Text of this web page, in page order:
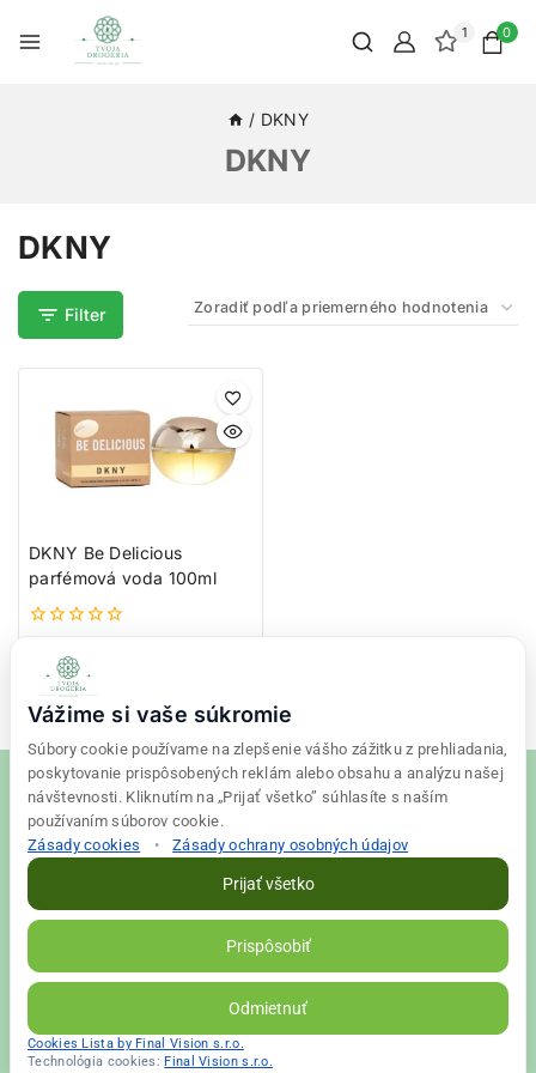
1 0
/ DKNY
DKNY
DKNY
Filter
DKNY Be Delicious
parfémová voda 100ml
Pridať do košíka
Zásady ochrany osobných údajov|
VALLS s. r. o. | IČO: 56698526 | DIČ: 2122398663
Vážime si vaše súkromie
Súbory cookie používame na zlepšenie vášho zážitku z prehliadania,
poskytovanie prispôsobených reklám alebo obsahu a analýzu našej
návštevnosti. Kliknutím na „Prijať všetko” súhlasíte s naším
používaním súborov cookie.
Zásady cookies
• Zásady ochrany osobných údajov
Prispôsobiť
Odmietnuť
Prijať všetko
Cookies Lista by Final Vision s.r.o.
Technológia cookies: Final Vision s.r.o.